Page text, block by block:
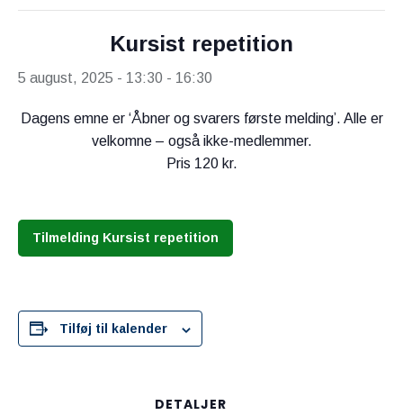
Kursist repetition
5 august, 2025 - 13:30 - 16:30
Dagens emne er ‘Åbner og svarers første melding’. Alle er
velkomne – også ikke-medlemmer.
Pris 120 kr.
Tilmelding Kursist repetition
Tilføj til kalender
DETALJER